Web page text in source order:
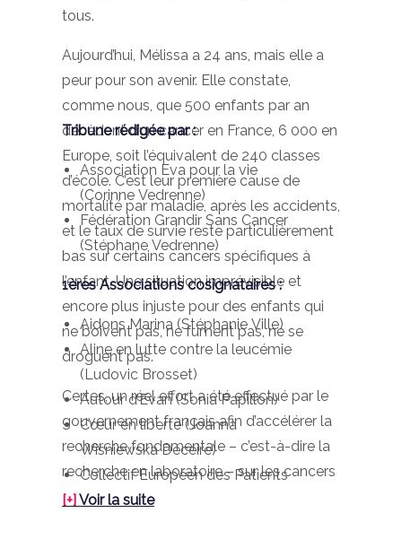
tous.
Aujourd’hui, Mélissa a 24 ans, mais elle a
peur pour son avenir. Elle constate,
comme nous, que 500 enfants par an
décèdent d’un cancer en France, 6 000 en
Europe, soit l’équivalent de 240 classes
d’école. C’est leur première cause de
mortalité par maladie, après les accidents,
et le taux de survie reste particulièrement
bas sur certains cancers spécifiques à
l’enfant. Une situation imprévisible et
encore plus injuste pour des enfants qui
ne boivent pas, ne fument pas, ne se
droguent pas.
Certes, un réel effort a été effectué par le
gouvernement français afin d’accélérer la
recherche fondamentale – c’est-à-dire la
recherche en laboratoire – sur les cancers
de l’enfant.
Tribune rédigée par :
Association Eva pour la vie
(Corinne Vedrenne)
Fédération Grandir Sans Cancer
(Stéphane Vedrenne)
1ères Associations cosignataires :
Aidons Marina (Stéphanie Ville)
Aline en lutte contre la leucémie
(Ludovic Brosset)
Autour d’Evan (Sonia Papillon)
Cœur en liberté (Joanna
Wisniewska Deceire)
Collectif Européen des Patients
des Hôpitaux Publics et des
[+]Voir la suite